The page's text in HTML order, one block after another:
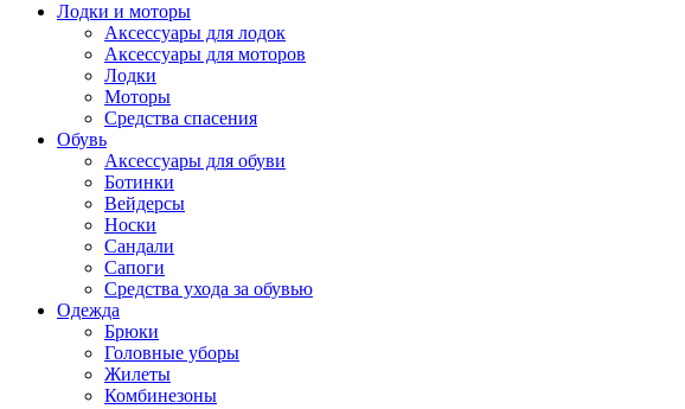
Лодки и моторы
Аксессуары для лодок
Аксессуары для моторов
Лодки
Моторы
Средства спасения
Обувь
Аксессуары для обуви
Ботинки
Вейдерсы
Носки
Сандали
Сапоги
Средства ухода за обувью
Одежда
Брюки
Головные уборы
Жилеты
Комбинезоны